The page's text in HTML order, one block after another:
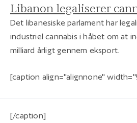
Libanon legaliserer
Det libanesiske parlament har
industriel cannabis i håbet om at
milliard årligt gennem eksport.
[caption align="alignnone"
[/caption]